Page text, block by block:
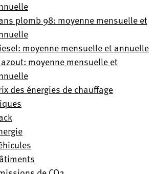
plomb 98: moyenne mensuelle et
moyenne mensuelle et annuelle
moyenne mensuelle et
des énergies de chauffage